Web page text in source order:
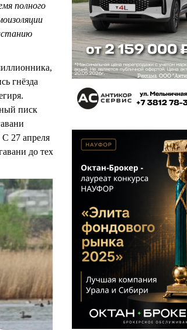
полного
гнёзда
писк
С 27 апреля
до тех